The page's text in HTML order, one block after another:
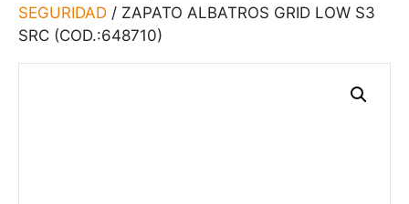
SEGURIDAD / ZAPATO ALBATROS GRID LOW S3
SRC (COD.:648710)